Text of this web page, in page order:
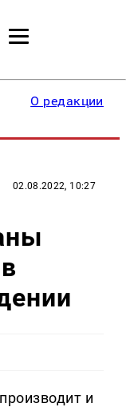
О редакции
02.08.2022, 10:27
и